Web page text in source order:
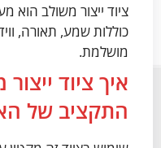
ציוד ייצור משולב הוא
כוללות שמע, תאורה,
מושלמת.
איך ציוד
התקציב של